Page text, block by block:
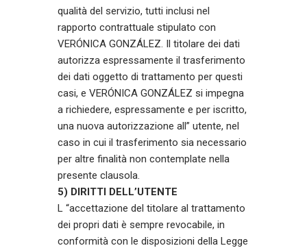
qualità del servizio, tutti inclusi nel
rapporto contrattuale stipulato con
VERÓNICA GONZÁLEZ. Il titolare dei dati
autorizza espressamente il trasferimento
dei dati oggetto di trattamento per questi
casi, e VERÓNICA GONZÁLEZ si impegna
a richiedere, espressamente e per iscritto,
una nuova autorizzazione all” utente, nel
caso in cui il trasferimento sia necessario
per altre finalità non contemplate nella
presente clausola.
5) DIRITTI DELL’UTENTE
L “accettazione del titolare al trattamento
dei propri dati è sempre revocabile, in
conformità con le disposizioni della Legge